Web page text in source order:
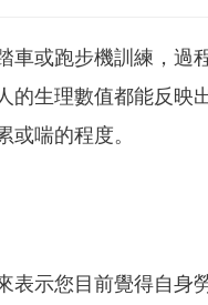
車或跑步機訓練，過
的生理數值都能反映
或喘的程度。
表示您目前覺得自